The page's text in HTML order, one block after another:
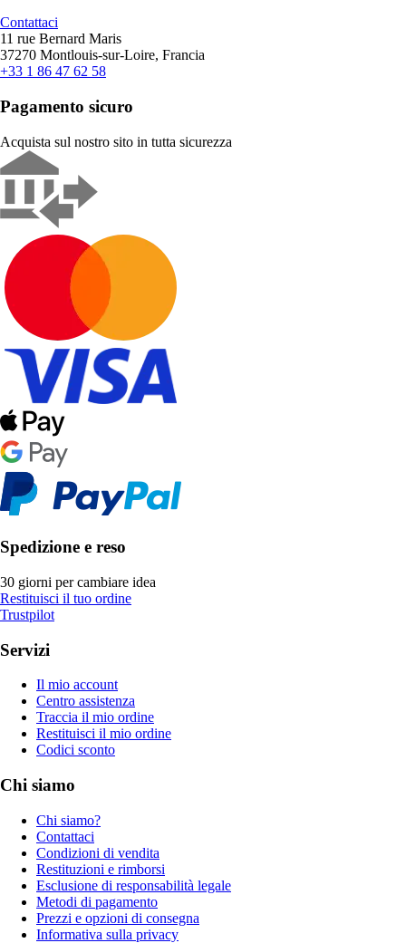
Contattaci
11 rue Bernard Maris
37270 Montlouis-sur-Loire, Francia
+33 1 86 47 62 58
Pagamento sicuro
Acquista sul nostro sito in tutta sicurezza
Spedizione e reso
30 giorni per cambiare idea
Restituisci il tuo ordine
Trustpilot
Servizi
Il mio account
Centro assistenza
Traccia il mio ordine
Restituisci il mio ordine
Codici sconto
Chi siamo
Chi siamo?
Contattaci
Condizioni di vendita
Restituzioni e rimborsi
Esclusione di responsabilità legale
Metodi di pagamento
Prezzi e opzioni di consegna
Informativa sulla privacy